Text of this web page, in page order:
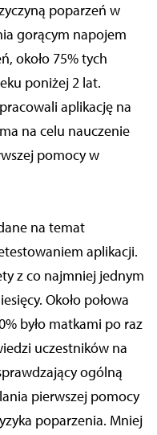
poparzeń w
gorącym napojem
około 75% tych
poniżej 2 lat.
aplikację na
na celu nauczenie
pomocy w
na temat
aplikacji.
z co najmniej jednym
Około połowa
było matkami po raz
uczestników na
ogólną
pierwszej pomocy
poparzenia. Mniej